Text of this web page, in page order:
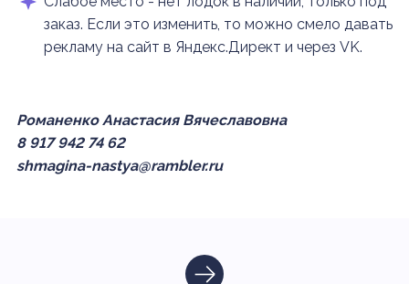
заказ. Если это изменить, то можно смело давать
рекламу на сайт в Яндекс.Директ и через VK.
Романенко Анастасия Вячеславовна
8 917 942 74 62
shmagina-nastya@rambler.ru